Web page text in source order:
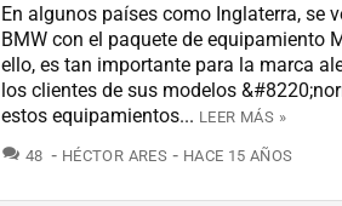
En algunos países como Inglaterra, se
BMW con el paquete de equipamiento
ello, es tan importante para la marca
los clientes de sus modelos
estos equipamientos... LEER MÁS »
48 COMENTARIOS
HÉCTOR ARES HACE 15 AÑOS